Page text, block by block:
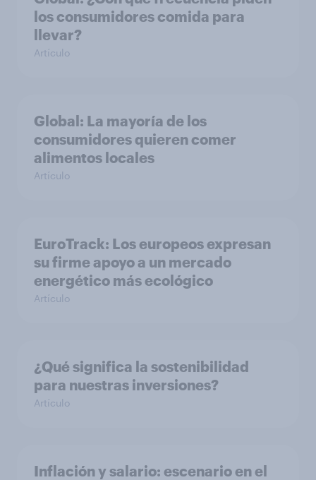
los consumidores comida para
llevar?
Artículo
Global: La mayoría de los
consumidores quieren comer
alimentos locales
Artículo
EuroTrack: Los europeos expresan
su firme apoyo a un mercado
energético más ecológico
Artículo
¿Qué significa la sostenibilidad
para nuestras inversiones?
Artículo
Inflación y salario: escenario en el